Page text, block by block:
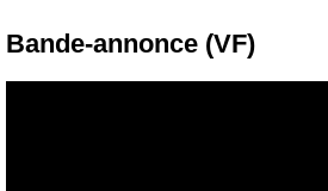
Bande-annonce (VF)